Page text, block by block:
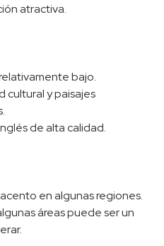
atractiva.
bajo.
cultural y paisajes
de alta calidad.
en algunas regiones.
áreas puede ser un